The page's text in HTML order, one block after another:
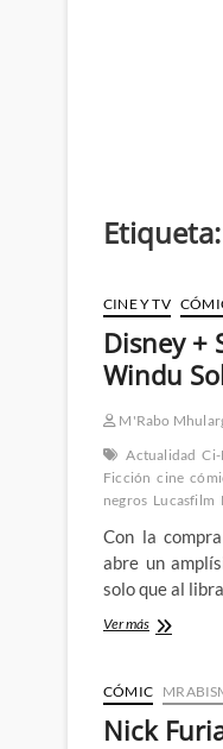
Etiqueta:
CINE Y TV
Disney +
Windu
M'Rabo
Actualidad Ci-
Ficción cine
negros Lucasfilm
Con la
abre un
solo que al
Ver másDisney
Wars
+
Marvel:
CÓMIC
Nick